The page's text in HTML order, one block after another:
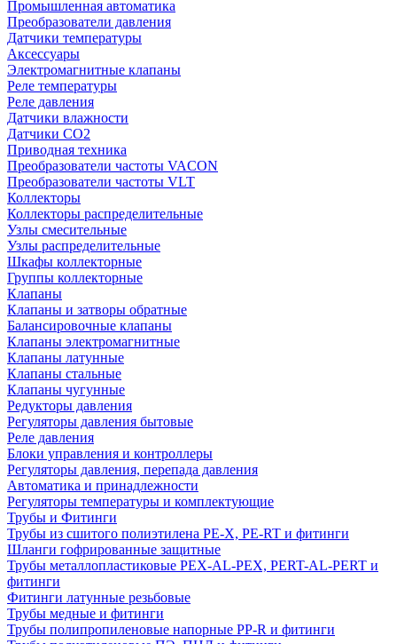
Промышленная автоматика
Преобразователи давления
Датчики температуры
Аксессуары
Электромагнитные клапаны
Реле температуры
Реле давления
Датчики влажности
Датчики CO2
Приводная техника
Преобразователи частоты VACON
Преобразователи частоты VLT
Коллекторы
Коллекторы распределительные
Узлы смесительные
Узлы распределительные
Шкафы коллекторные
Группы коллекторные
Клапаны
Клапаны и затворы обратные
Балансировочные клапаны
Клапаны электромагнитные
Клапаны латунные
Клапаны стальные
Клапаны чугунные
Редукторы давления
Регуляторы давления бытовые
Реле давления
Блоки управления и контроллеры
Регуляторы давления, перепада давления
Автоматика и принадлежности
Регуляторы температуры и комплектующие
Трубы и Фитинги
Трубы из сшитого полиэтилена PE-X, PE-RT и фитинги
Шланги гофрированные защитные
Трубы металлопластиковые PEX-AL-PEX, PERT-AL-PERT и
фитинги
Фитинги латунные резьбовые
Трубы медные и фитинги
Трубы полипропиленовые напорные PP-R и фитинги